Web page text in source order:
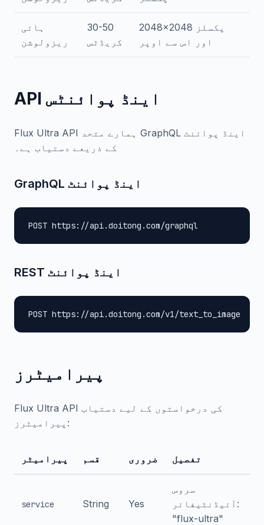
ہائی
ریزولوشن
30-50
کریڈٹس
2048x2048 پکسلز
اور اس سے اوپر
API اینڈ پوائنٹس
Flux Ultra API ہمارے متحد GraphQL اینڈ پوائنٹ
کے ذریعے دستیاب ہے۔
GraphQL اینڈ پوائنٹ
POST https://api.doitong.com/graphql
REST اینڈ پوائنٹ
POST https://api.doitong.com/v1/text_to_image
پیرامیٹرز
Flux Ultra API کی درخواستوں کے لیے دستیاب
پیرامیٹرز:
پیرامیٹر قسم ضروری تفصیل
service String Yes
سروس
آئیڈنٹیفائر:
"flux-ultra"